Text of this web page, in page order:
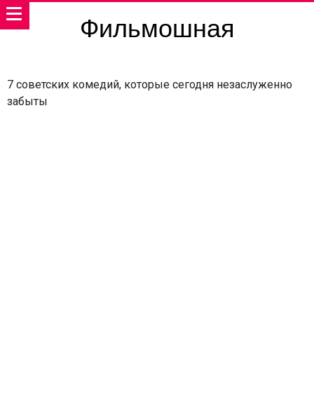
Фильмошная
7 советских комедий, которые сегодня незаслуженно
забыты